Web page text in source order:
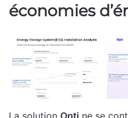
économies